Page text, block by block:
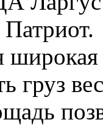
груз